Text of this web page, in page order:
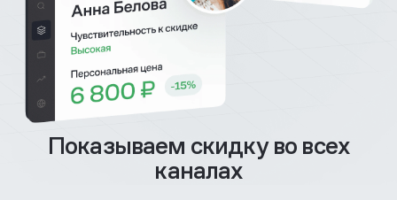
Показываем скидку во всех
каналах